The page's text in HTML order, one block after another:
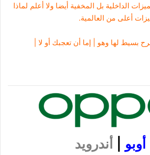
الداخلية بل المخفية أيضا ولا أعلم لماذا
أعلى من العالمية.
بسيط لها وهو | إما أن تعجبك أو لا |
أوبو أندرويد